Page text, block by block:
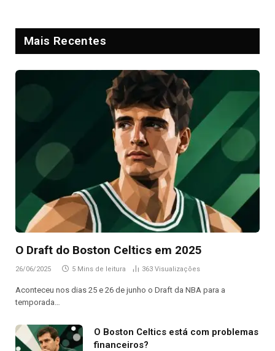
Mais Recentes
O Draft do Boston Celtics em 2025
26/06/2025 5 Mins de leitura 363 Visualizações
Aconteceu nos dias 25 e 26 de junho o Draft da NBA para a
temporada…
O Boston Celtics está com problemas
financeiros?